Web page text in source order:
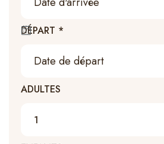
DÉPART *
ADULTES
1